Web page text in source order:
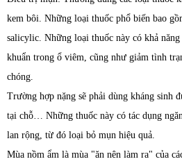
kem bôi. Những loại thuốc phổ biến bao
salicylic. Những loại thuốc này có khả
khuẩn trong ổ viêm, cũng như giảm tình
chóng.
Trường hợp nặng sẽ phải dùng kháng sinh
tại chỗ… Những thuốc này có tác dụng
lan rộng, từ đó loại bỏ mụn hiệu quả.
Mùa nồm ẩm là mùa "ăn nên làm ra" của